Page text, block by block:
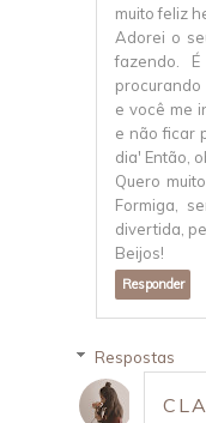
muito feliz
Adorei o
fazendo.
procurando
e você me
e não ficar
dia' Então,
Quero
Formiga,
divertida,
Beijos!
Responder
Respostas